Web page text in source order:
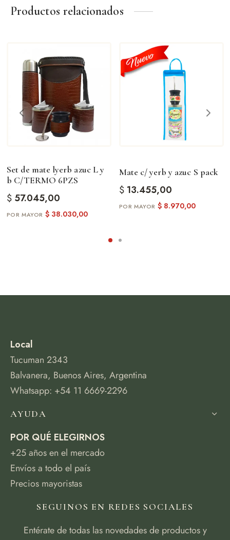
Productos relacionados
Set de mate lyerb azuc L y
b C/TERMO 6PZS
$57.045,00
$38.030,00
Mate c/ yerb y azuc S pack
$13.455,00
$8.970,00
Local
Tucuman 2343
Balvanera, Buenos Aires, Argentina
Whatsapp: +54 11 6669-2296
AYUDA
POR QUÉ ELEGIRNOS
+25 años en el mercado
Envíos a todo el país
Precios mayoristas
SEGUINOS EN REDES SOCIALES
Entérate de todas las novedades de productos y